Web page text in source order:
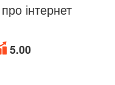
інтернет
5.00